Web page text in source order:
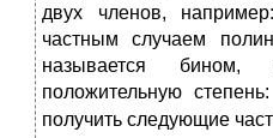
двух членов,
частным случаем
называется
положительную степень:
получить следующие